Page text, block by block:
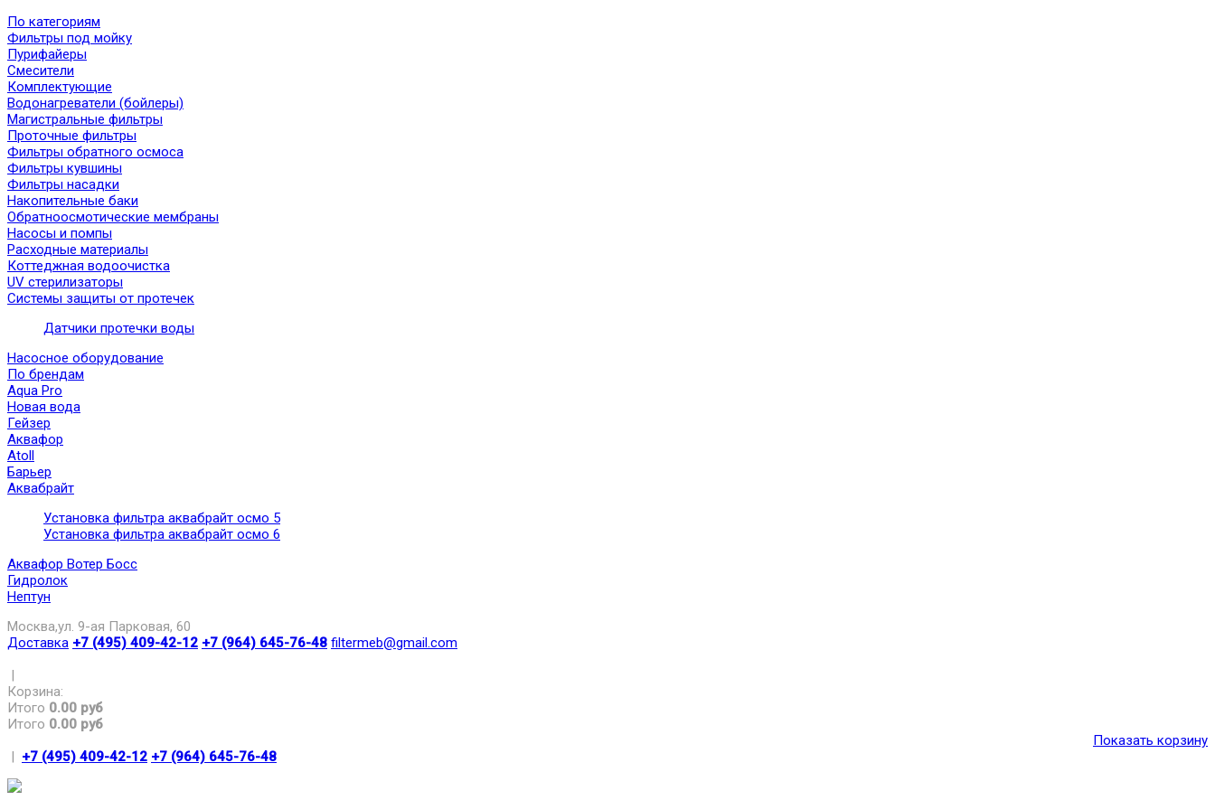
По категориям
Фильтры под мойку
Пурифайеры
Смесители
Комплектующие
Водонагреватели (бойлеры)
Магистральные фильтры
Проточные фильтры
Фильтры обратного осмоса
Фильтры кувшины
Фильтры насадки
Накопительные баки
Обратноосмотические мембраны
Насосы и помпы
Расходные материалы
Коттеджная водоочистка
UV стерилизаторы
Системы защиты от протечек
Датчики протечки воды
Насосное оборудование
По брендам
Aqua Pro
Новая вода
Гейзер
Аквафор
Atoll
Барьер
Аквабрайт
Установка фильтра аквабрайт осмо 5
Установка фильтра аквабрайт осмо 6
Аквафор Вотер Босс
Гидролок
Нептун
Москва,ул. 9-ая Парковая, 60
Доставка +7 (495) 409-42-12 +7 (964) 645-76-48 filtermeb@gmail.com
|
Корзина:
Итого 0.00 руб
Итого 0.00 руб
Показать корзину
| +7 (495) 409-42-12 +7 (964) 645-76-48